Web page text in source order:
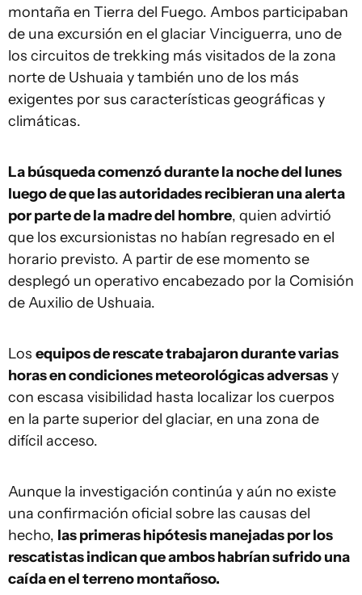
montaña en Tierra del Fuego. Ambos participaban
de una excursión en el glaciar Vinciguerra, uno de
los circuitos de trekking más visitados de la zona
norte de Ushuaia y también uno de los más
exigentes por sus características geográficas y
climáticas.
La búsqueda comenzó durante la noche del lunes
luego de que las autoridades recibieran una alerta
por parte de la madre del hombre, quien advirtió
que los excursionistas no habían regresado en el
horario previsto. A partir de ese momento se
desplegó un operativo encabezado por la Comisión
de Auxilio de Ushuaia.
Los equipos de rescate trabajaron durante varias
horas en condiciones meteorológicas adversasy
con escasa visibilidad hasta localizar los cuerpos
en la parte superior del glaciar, en una zona de
difícil acceso.
Aunque la investigación continúa y aún no existe
una confirmación oficial sobre las causas del
hecho, las primeras hipótesis manejadas por los
rescatistas indican que ambos habrían sufrido una
caída en el terreno montañoso.